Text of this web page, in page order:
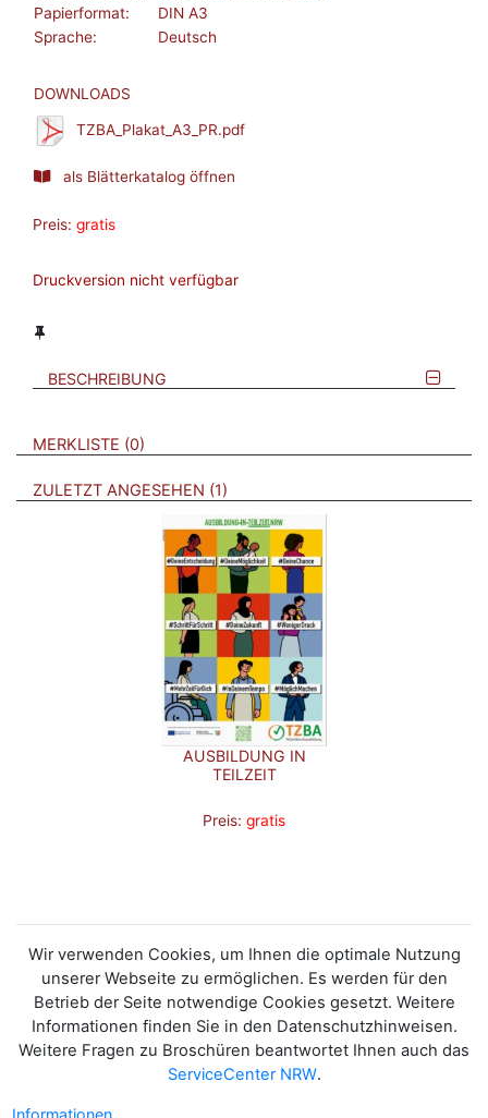
Papierformat:
DIN A3
Sprache:
Deutsch
DOWNLOADS
TZBA_Plakat_A3_PR.pdf
als Blätterkatalog öffnen
Preis: gratis
Druckversion nicht verfügbar
BESCHREIBUNG
VERWEISE AUF VERMERKTE- ODER ZULETZT ANGESEHENE
MERKLISTE 0 BROSCHÜREN
ZULETZT ANGESEHEN 1 BROSCHÜREN
AUSBILDUNG IN
TEILZEIT
Preis: gratis
Wir verwenden Cookies, um Ihnen die optimale Nutzung
unserer Webseite zu ermöglichen. Es werden für den
Betrieb der Seite notwendige Cookies gesetzt. Weitere
Informationen finden Sie in den Datenschutzhinweisen.
Weitere Fragen zu Broschüren beantwortet Ihnen auch das
ServiceCenter NRW.
Informationen